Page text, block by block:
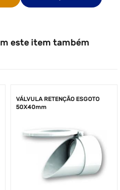
este item também
VÁLVULA RETENÇÃO ESGOTO
50X40mm